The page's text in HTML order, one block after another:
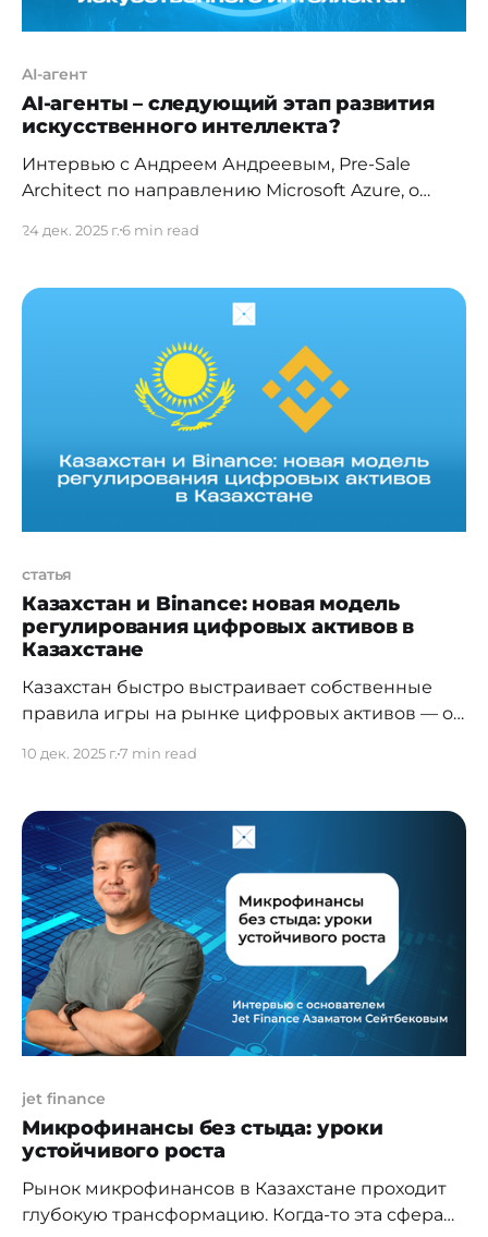
AI-агент
AI-агенты – следующий этап развития
искусственного интеллекта?
Интервью с Андреем Андреевым, Pre-Sale
Architect по направлению Microsoft Azure, о
несколько лет искусственный интеллект и, в
вошли в нашу рабочую и личную жизнь.
Современные ИИ-системы умеют
генерировать контент, отвечать на вопросы и
выполнять последовательные действия для
решения конкретных задач.
24 дек. 2025 г.6 min read
статья
Казахстан и Binance: новая модель
регулирования цифровых активов в
Казахстане
Казахстан быстро выстраивает собственные
правила игры на рынке цифровых активов — от
интеграции с международными платформами.
региональных рынков Binance в ЦА, ЦВЕ и
Африке, говорим о том, как формируются
правовые рамки, где проходит граница между
инновациями и комплаенсом, и какие
10 дек. 2025 г.7 min read
jet finance
Микрофинансы без стыда: уроки
устойчивого роста
Рынок микрофинансов в Казахстане проходит
глубокую трансформацию. Когда-то эта сфера